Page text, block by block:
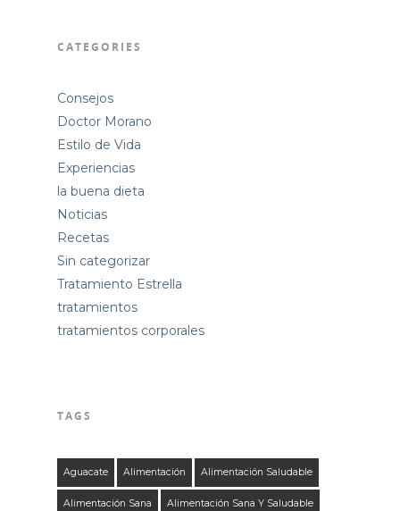
CATEGORIES
Consejos
Doctor Morano
Estilo de Vida
Experiencias
la buena dieta
Noticias
Recetas
Sin categorizar
Tratamiento Estrella
tratamientos
tratamientos corporales
TAGS
Aguacate Alimentación Alimentación Saludable
Alimentación Sana Alimentación Sana Y Saludable